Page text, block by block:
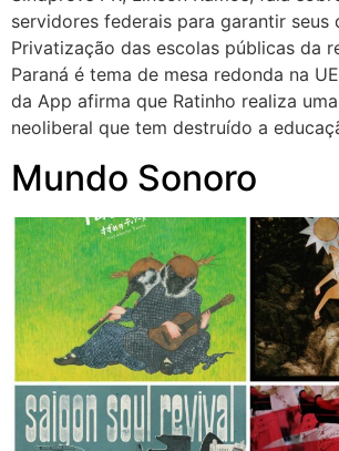
servidores federais para garantir seus
Privatização das escolas públicas da
Paraná é tema de mesa redonda na
da App afirma que Ratinho realiza
neoliberal que tem destruído a
Mundo Sonoro